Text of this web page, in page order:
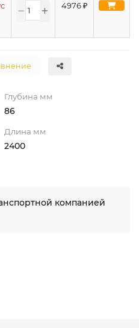
4976₽
Глубина мм
86
Длина мм
2400
компанией